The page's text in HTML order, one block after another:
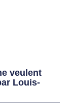
veulent
Louis-